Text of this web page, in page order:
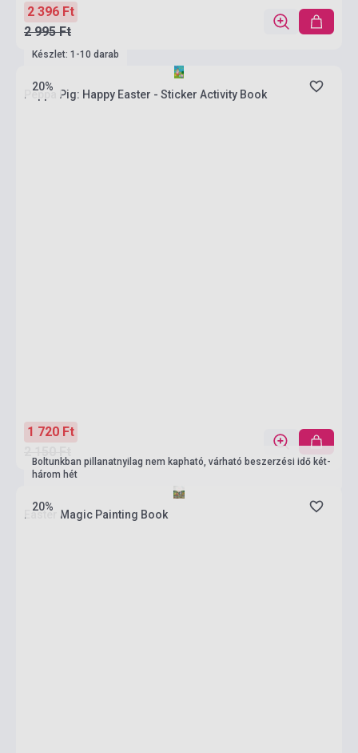
2 396 Ft
2 995 Ft
20%
Készlet: 1-10 darab
Peppa Pig: Happy Easter - Sticker Activity Book
1 720 Ft
20%
Boltunkban pillanatnyilag nem kapható, várható beszerzési idő két-
három hét
Easter Magic Painting Book